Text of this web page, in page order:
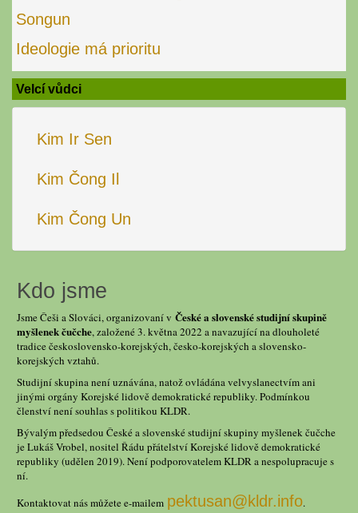
Songun
Ideologie má prioritu
Velcí vůdci
Kim Ir Sen
Kim Čong Il
Kim Čong Un
Kdo jsme
Jsme Češi a Slováci, organizovaní v České a slovenské studijní skupině
myšlenek čučche, založené 3. května 2022 a navazující na dlouholeté
tradice československo-korejských, česko-korejských a slovensko-
korejských vztahů.
Studijní skupina není uznávána, natož ovládána velvyslanectvím ani
jinými orgány Korejské lidově demokratické republiky. Podmínkou
členství není souhlas s politikou KLDR.
Bývalým předsedou České a slovenské studijní skupiny myšlenek čučche
je Lukáš Vrobel, nositel Řádu přátelství Korejské lidově demokratické
republiky (udělen 2019). Není podporovatelem KLDR a nespolupracuje s
ní.
Kontaktovat nás můžete e-mailem pektusan@kldr.info.